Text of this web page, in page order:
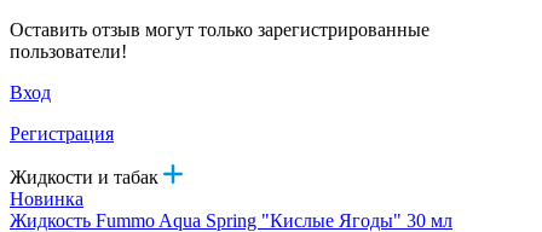
Оставить отзыв могут только зарегистрированные
пользователи!
Вход
Регистрация
Жидкости и табак
Новинка
Жидкость Fummo Aqua Spring "Кислые Ягоды" 30 мл